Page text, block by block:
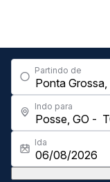
Partindo de
Indo para
Ida